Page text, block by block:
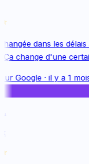
dans les délais
change d'une
Google· il y a 1 mois